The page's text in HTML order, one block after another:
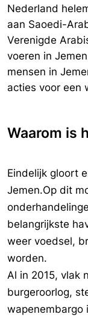
Nederland
aan Saoedi-
Verenigde
voeren in
mensen in
acties voor een
Waarom is
Eindelijk gloort
Jemen.Op dit
belangrijkste
weer voedsel,
worden.
Al in 2015, vlak
burgeroorlog,
wapenembargo